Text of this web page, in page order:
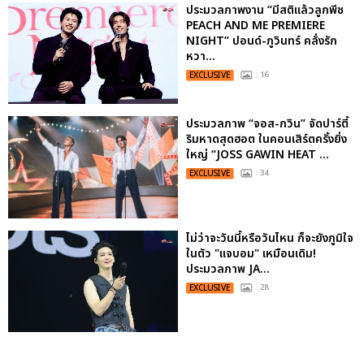
ประมวลภาพงาน “มีสติแล้วลูกพีช
PEACH AND ME PREMIERE
NIGHT” ปอนด์-ภูวินทร์ คลั่งรัก
หวา...
EXCLUSIVE : 16
ประมวลภาพ “จอส-กวิน” จัดปาร์ตี้
ริมหาดสุดฮอต ในคอนเสิร์ตครั้งยิ่ง
ใหญ่ “JOSS GAWIN HEAT ...
EXCLUSIVE : 34
ไม่ว่าจะวันนี้หรือวันไหน ก็จะยังภูมิใจ
ในตัว "แจบอม" เหมือนเดิม!
ประมวลภาพ JA...
EXCLUSIVE : 28